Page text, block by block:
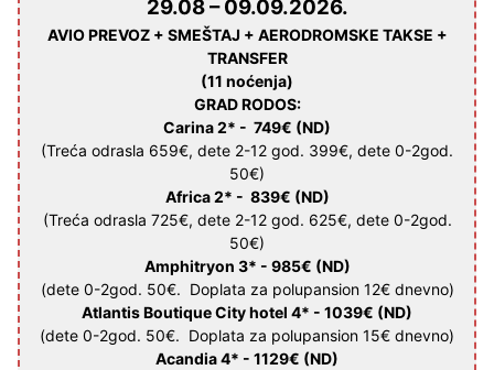
29.08 – 09.09.2026.
AVIO PREVOZ + SMEŠTAJ + AERODROMSKE TAKSE +
TRANSFER
(11 noćenja)
GRAD RODOS:
Carina 2* - 749€ (ND)
(Treća odrasla 659€, dete 2-12 god. 399€, dete 0-2god.
50€)
Africa 2* - 839€ (ND)
(Treća odrasla 725€, dete 2-12 god. 625€, dete 0-2god.
50€)
Amphitryon 3* - 985€ (ND)
(dete 0-2god. 50€. Doplata za polupansion 12€ dnevno)
Atlantis Boutique City hotel 4* - 1039€ (ND)
(dete 0-2god. 50€. Doplata za polupansion 15€ dnevno)
Acandia 4* - 1129€ (ND)